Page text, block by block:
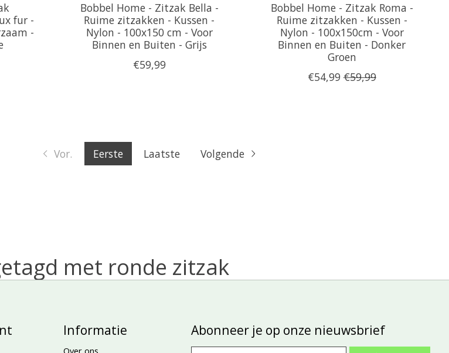
met ronde zitzak
fur -
-
Bobbel Home - Zitzak Bella -
Ruime zitzakken - Kussen -
Nylon - 100x150 cm - Voor
Binnen en Buiten - Grijs
€59,99
Bobbel Home - Zitzak Roma -
Ruime zitzakken - Kussen -
Nylon - 100x150cm - Voor
Binnen en Buiten - Donker
Groen
€54,99 €59,99
Vor. Eerste Laatste Volgende
Informatie
Over ons
Abonneer je op onze nieuwsbrief